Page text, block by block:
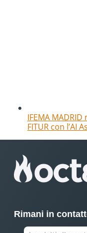
IFEMA
FITUR con l’AI
Rimani in